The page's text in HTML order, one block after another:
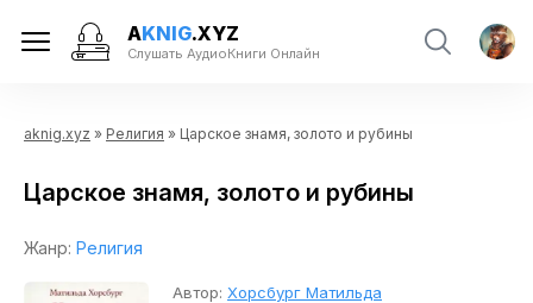
AKNIG.XYZ
Слушать АудиоКниги Онлайн
aknig.xyz » Религия » Царское знамя, золото и рубины
Царское знамя, золото и рубины
Жанр: Религия
Автор: Хорсбург Матильда